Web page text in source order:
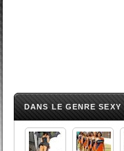
DANS LE GENRE SEXY